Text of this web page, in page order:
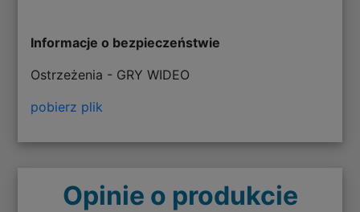
Informacje o bezpieczeństwie
Ostrzeżenia - GRY WIDEO
pobierz plik
Opinie o produkcie